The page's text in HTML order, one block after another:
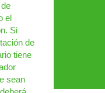
el
Si
de
tiene
sean